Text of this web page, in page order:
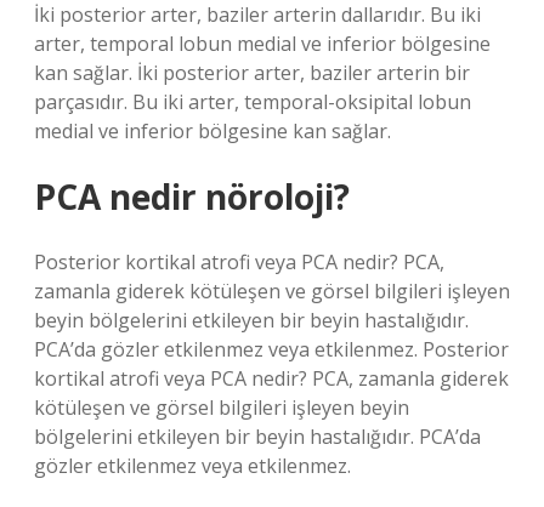
İki posterior arter, baziler arterin dallarıdır. Bu iki
arter, temporal lobun medial ve inferior bölgesine
kan sağlar. İki posterior arter, baziler arterin bir
parçasıdır. Bu iki arter, temporal-oksipital lobun
medial ve inferior bölgesine kan sağlar.
PCA nedir nöroloji?
Posterior kortikal atrofi veya PCA nedir? PCA,
zamanla giderek kötüleşen ve görsel bilgileri işleyen
beyin bölgelerini etkileyen bir beyin hastalığıdır.
PCA’da gözler etkilenmez veya etkilenmez. Posterior
kortikal atrofi veya PCA nedir? PCA, zamanla giderek
kötüleşen ve görsel bilgileri işleyen beyin
bölgelerini etkileyen bir beyin hastalığıdır. PCA’da
gözler etkilenmez veya etkilenmez.